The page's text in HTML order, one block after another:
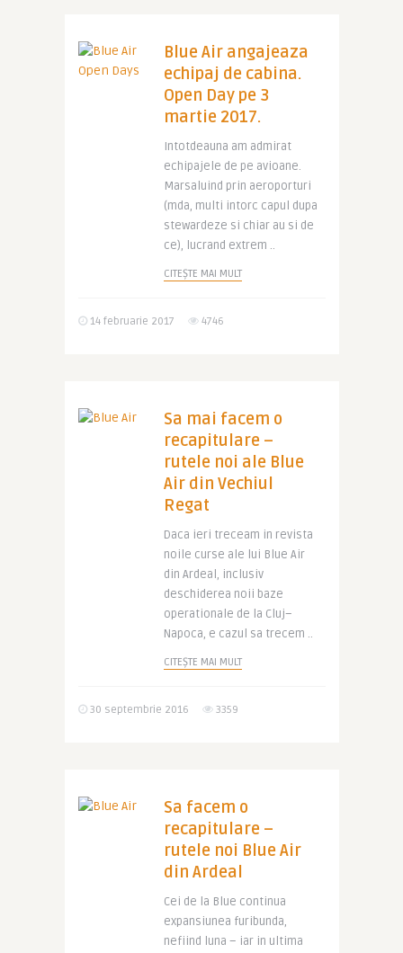
Blue Air angajeaza
echipaj de cabina.
Open Day pe 3
martie 2017.
Intotdeauna am admirat
echipajele de pe avioane.
Marsaluind prin aeroporturi
(mda, multi intorc capul dupa
stewardeze si chiar au si de
ce), lucrand extrem ..
CITEȘTE MAI MULT
14 februarie 2017 4746
Sa mai facem o
recapitulare –
rutele noi ale Blue
Air din Vechiul
Regat
Daca ieri treceam in revista
noile curse ale lui Blue Air
din Ardeal, inclusiv
deschiderea noii baze
operationale de la Cluj–
Napoca, e cazul sa trecem ..
CITEȘTE MAI MULT
30 septembrie 2016 3359
Sa facem o
recapitulare –
rutele noi Blue Air
din Ardeal
Cei de la Blue continua
expansiunea furibunda,
nefiind luna – iar in ultima